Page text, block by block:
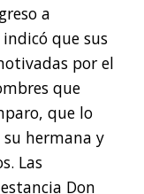
a
que sus
por el
que
que lo
hermana y
Las
Don